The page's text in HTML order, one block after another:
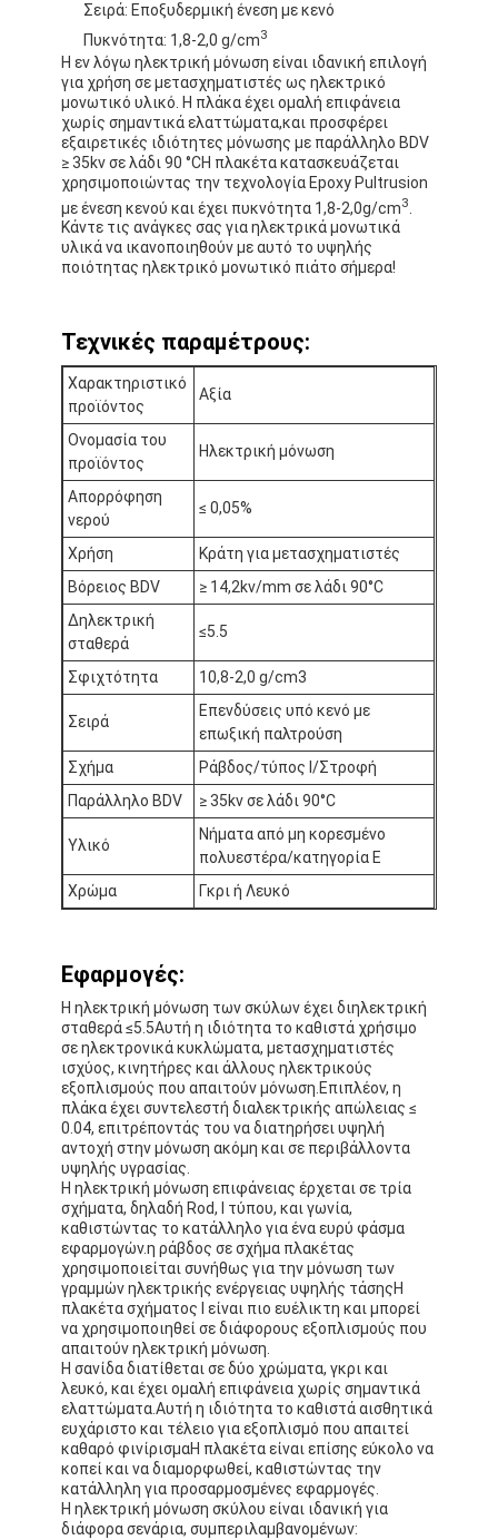
Γύρος εργοστασίων
Ποιοτικός έλεγχος
Μας ελάτε σε επαφή με
Συγκολλητική ταινία μόνωσης
Ταινία μόνωσης υφασμάτων γυαλιού
Κολλητική ταινία υφασμάτων γυαλιού
Κολλητική ταινία ταινιών Polyimide
Κολλητική ταινία φύλλων αλουμινίου αργιλίου
Ταινία υφασμάτων γυαλιού φύλλων αλουμινίου αργιλίου
Αντιμέτωπο φύλλο αλουμινίου έγγραφο της Kraft
Ύφασμα φίμπεργκλας φύλλων αλουμινίου αργιλίου
Scrim φύλλων αλουμινίου ταινία
Ταινία αγωγών υφασμάτων
Το διπλάσιο πλαισίωσε την κολλητική ταινία
Κολλητική ταινία της PET
Ρίψη επένδυσης ακρίβειας
Ηλεκτρική πίνακα μόνωσης
Σειρά: Εποξυδερμική ένεση με κενό
Πυκνότητα: 1,8-2,0 g/cm3
Η εν λόγω ηλεκτρική μόνωση είναι ιδανική επιλογή
για χρήση σε μετασχηματιστές ως ηλεκτρικό
μονωτικό υλικό. Η πλάκα έχει ομαλή επιφάνεια
χωρίς σημαντικά ελαττώματα,και προσφέρει
εξαιρετικές ιδιότητες μόνωσης με παράλληλο BDV
≥ 35kv σε λάδι 90 °CΗ πλακέτα κατασκευάζεται
χρησιμοποιώντας την τεχνολογία Epoxy Pultrusion
με ένεση κενού και έχει πυκνότητα 1,8-2,0g/cm3
Κάντε τις ανάγκες σας για ηλεκτρικά μονωτικά
υλικά να ικανοποιηθούν με αυτό το υψηλής
ποιότητας ηλεκτρικό μονωτικό πιάτο σήμερα!
Τεχνικές παραμέτρους:
Χαρακτηριστικό
προϊόντος
Αξία
Ονομασία του
προϊόντος
Ηλεκτρική μόνωση
Απορρόφηση
νερού
≤ 0,05%
Χρήση
Κράτη για μετασχηματιστές
Βόρειος BDV
≥ 14,2kv/mm σε λάδι 90°C
Δηλεκτρική
σταθερά
≤5.5
Σφιχτότητα 10,8-2,0 g/cm3
Σειρά
Επενδύσεις υπό κενό με
επωξική παλτρούση
Σχήμα
Ράβδος/τύπος Ι/Στροφή
Παράλληλο BDV
≥ 35kv σε λάδι 90°C
Υλικό
Νήματα από μη κορεσμένο
πολυεστέρα/κατηγορία Ε
Χρώμα
Γκρι ή Λευκό
Εφαρμογές:
Η ηλεκτρική μόνωση των σκύλων έχει διηλεκτρική
σταθερά ≤5.5Αυτή η ιδιότητα το καθιστά χρήσιμο
σε ηλεκτρονικά κυκλώματα, μετασχηματιστές
ισχύος, κινητήρες και άλλους ηλεκτρικούς
εξοπλισμούς που απαιτούν μόνωση.Επιπλέον, η
πλάκα έχει συντελεστή διαλεκτρικής απώλειας ≤
0.04, επιτρέποντάς του να διατηρήσει υψηλή
αντοχή στην μόνωση ακόμη και σε περιβάλλοντα
υψηλής υγρασίας.
Η ηλεκτρική μόνωση επιφάνειας έρχεται σε τρία
σχήματα, δηλαδή Rod, I τύπου, και γωνία,
καθιστώντας το κατάλληλο για ένα ευρύ φάσμα
εφαρμογών.η ράβδος σε σχήμα πλακέτας
χρησιμοποιείται συνήθως για την μόνωση των
γραμμών ηλεκτρικής ενέργειας υψηλής τάσηςΗ
πλακέτα σχήματος I είναι πιο ευέλικτη και μπορεί
να χρησιμοποιηθεί σε διάφορους εξοπλισμούς που
απαιτούν ηλεκτρική μόνωση.
Η σανίδα διατίθεται σε δύο χρώματα, γκρι και
λευκό, και έχει ομαλή επιφάνεια χωρίς σημαντικά
ελαττώματα.Αυτή η ιδιότητα το καθιστά αισθητικά
ευχάριστο και τέλειο για εξοπλισμό που απαιτεί
καθαρό φινίρισμαΗ πλακέτα είναι επίσης εύκολο να
κοπεί και να διαμορφωθεί, καθιστώντας την
κατάλληλη για προσαρμοσμένες εφαρμογές.
Η ηλεκτρική μόνωση σκύλου είναι ιδανική για
διάφορα σενάρια, συμπεριλαμβανομένων: